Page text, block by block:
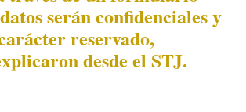
serán confidenciales y
reservado,
desde el STJ.